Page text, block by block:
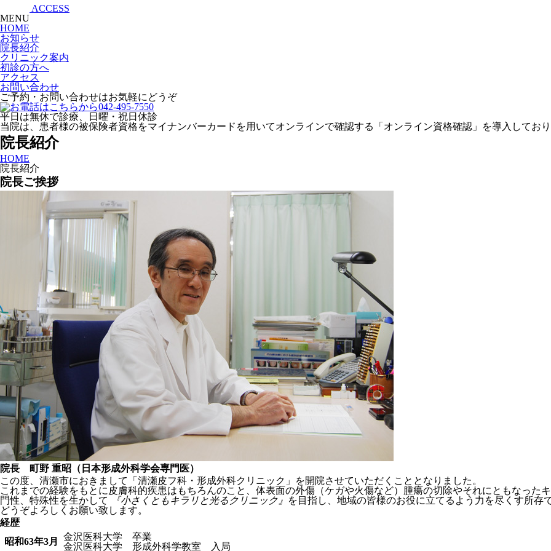
ACCESS
MENU
HOME
お知らせ
院長紹介
クリニック案内
初診の方へ
アクセス
お問い合わせ
ご予約・お問い合わせはお気軽にどうぞ
平日は無休で診療、日曜・祝日休診
当院は、患者様の被保険者資格をマイナンバーカードを用いてオンラインで確認する「オンライン資格確認」を導入してお
院長紹介
HOME
院長紹介
院長ご挨拶
院長 町野 重昭（日本形成外科学会専門医）
この度、清瀬市におきまして「清瀬皮フ科・形成外科クリニック」を開院させていただくこととなりました。
これまでの経験をもとに皮膚科的疾患はもちろんのこと、体表面の外傷（ケガや火傷など）腫瘍の切除やそれにともなった
門性、特殊性を生かして
『小さくともキラリと光るクリニック』 を目指し、地域の皆様のお役に立てるよう力を尽くす所存
どうぞよろしくお願い致します。
経歴
昭和63年3月
金沢医科大学 卒業
金沢医科大学 形成外科学教室 入局